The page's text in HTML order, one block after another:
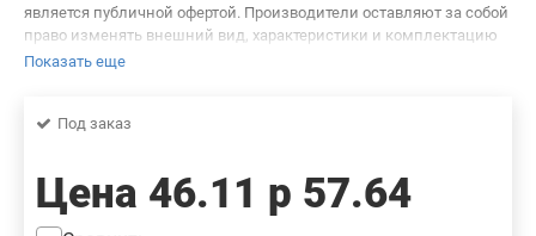
является публичной офертой. Производители оставляют за собой
право изменять внешний вид, характеристики и комплектацию
товара, предварительно не уведомляя продавцов и потребителей.
фотографиях товара. Будем благодарны вам за сообщение об
Показать еще
Под заказ
Цена 46.11 р 57.64